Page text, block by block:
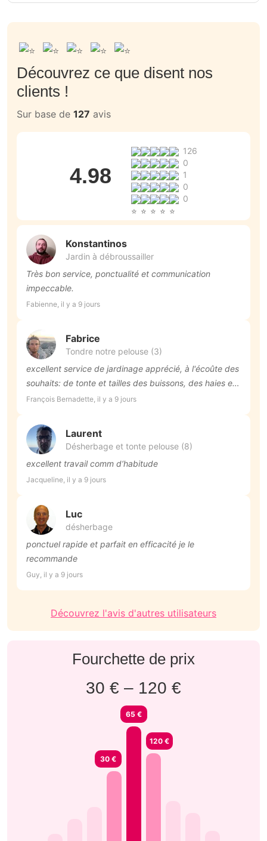
Découvrez ce que disent nos
clients !
Sur base de 127 avis
4.98
126
0
1
0
0
Konstantinos
Jardin à débroussailler
Très bon service, ponctualité et communication
impeccable.
Fabienne, il y a 9 jours
Découvrez l'avis d'autres utilisateurs
Fourchette de prix
30 € – 120 €
Prix moyen des services réalisés en 2026
Jardinier à Rebecq-rognon : les
des offres de talents près de chez vous :
Taille de haies
Prix moyen : 40€ – 80€